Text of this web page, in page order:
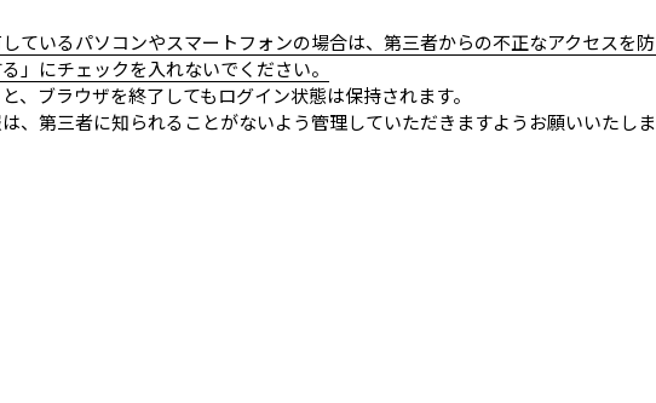
ているパソコンやスマートフォンの場合は、第三者からの不正なアクセスを
」にチェックを入れないでください。
、ブラウザを終了してもログイン状態は保持されます。
、第三者に知られることがないよう管理していただきますようお願いいたし